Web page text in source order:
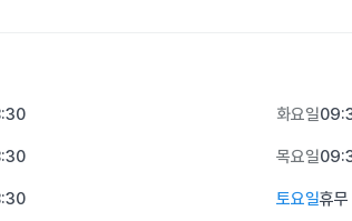
화요일
목요일
토요일휴무